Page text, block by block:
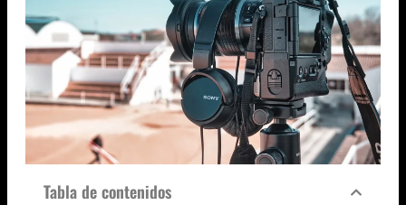
Tabla de contenidos